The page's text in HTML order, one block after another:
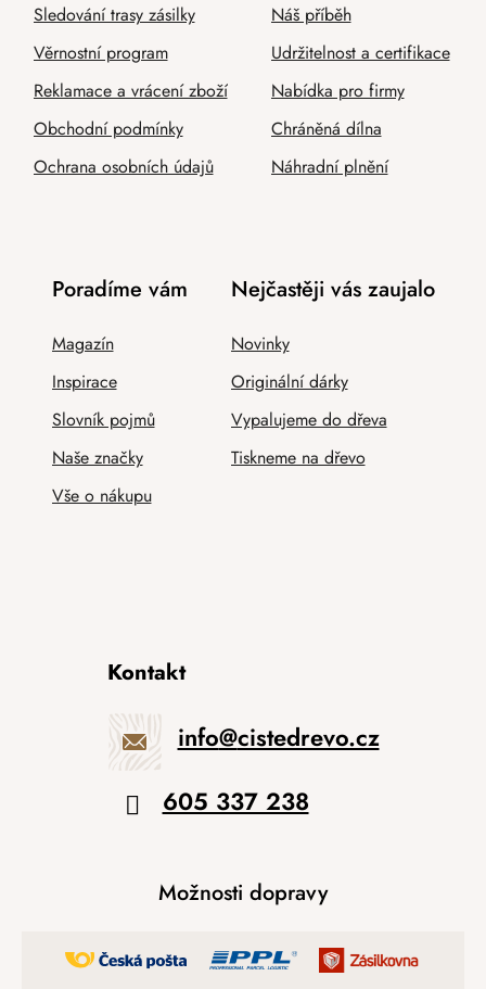
Sledování trasy zásilky
Věrnostní program
Reklamace a vrácení zboží
Obchodní podmínky
Ochrana osobních údajů
Náš příběh
Udržitelnost a certifikace
Nabídka pro firmy
Chráněná dílna
Náhradní plnění
Poradíme vám
Magazín
Inspirace
Slovník pojmů
Naše značky
Vše o nákupu
Nejčastěji vás zaujalo
Novinky
Originální dárky
Vypalujeme do dřeva
Tiskneme na dřevo
Kontakt
info@cistedrevo.cz
605 337 238
Možnosti dopravy